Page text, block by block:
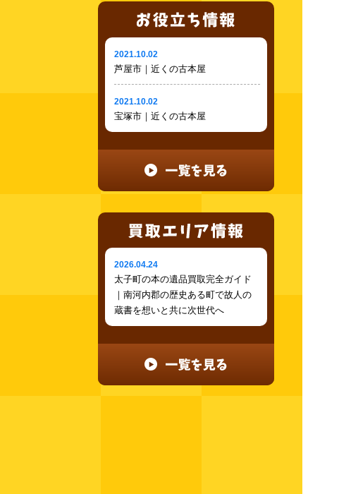
2021.10.02
芦屋市｜近くの古本屋
2021.10.02
宝塚市｜近くの古本屋
2026.04.24
太子町の本の遺品買取完全ガイド
｜南河内郡の歴史ある町で故人の
蔵書を想いと共に次世代へ